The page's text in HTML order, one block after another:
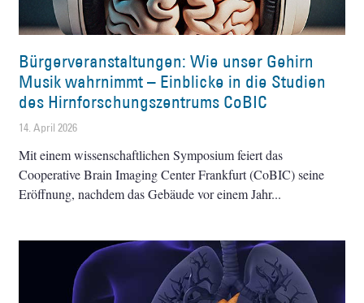
Bürgerveranstaltungen: Wie unser Gehirn
Musik wahrnimmt – Einblicke in die Studien
des Hirnforschungszentrums CoBIC
14. April 2026
Mit einem wissenschaftlichen Symposium feiert das
Cooperative Brain Imaging Center Frankfurt (CoBIC) seine
Eröffnung, nachdem das Gebäude vor einem Jahr